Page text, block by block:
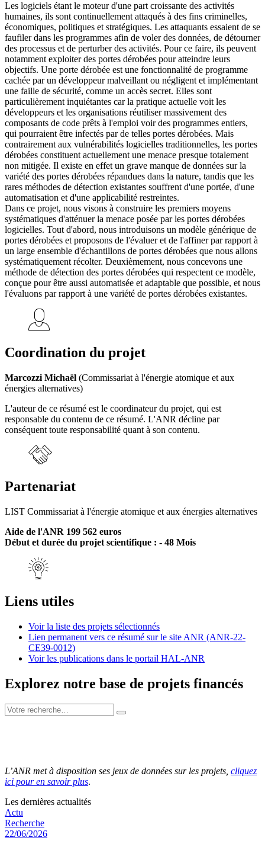
Les logiciels étant le moteur d'une part croissante des activités
humaines, ils sont continuellement attaqués à des fins criminelles,
économiques, politiques et stratégiques. Les attaquants essaient de se
faufiler dans les programmes afin de voler des données, de détourner
des processus et de perturber des activités. Pour ce faire, ils peuvent
notamment exploiter des portes dérobées pour atteindre leurs
objectifs. Une porte dérobée est une fonctionnalité de programme
cachée par un développeur malveillant ou négligent et implémentant
une faille de sécurité, comme un accès secret. Elles sont
particulièrement inquiétantes car la pratique actuelle voit les
développeurs et les organisations réutiliser massivement des
composants de code prêts à l'emploi voir des programmes entiers,
qui pourraient être infectés par de telles portes dérobées. Mais
contrairement aux vulnérabilités logicielles traditionnelles, les portes
dérobées constituent actuellement une menace presque totalement
non mitigée. Il existe en effet un grave manque de données sur la
variété des portes dérobées répandues dans la nature, tandis que les
rares méthodes de détection existantes souffrent d'une portée, d'une
automatisation et d'une applicabilité restreintes.
Dans ce projet, nous visons à construire les premiers moyens
systématiques d'atténuer la menace posée par les portes dérobées
logicielles. Tout d'abord, nous introduisons un modèle générique de
portes dérobées et proposons de l'évaluer et de l'affiner par rapport à
un large ensemble d'échantillons de portes dérobées que nous allons
systématiquement récolter. Deuxièmement, nous concevons une
méthode de détection des portes dérobées qui respectent ce modèle,
conçue pour être aussi automatisée et adaptable que possible, et nous
l'évaluons par rapport à une variété de portes dérobées existantes.
Coordination du projet
Marcozzi Michaël (Commissariat à l'énergie atomique et aux
énergies alternatives)
L'auteur de ce résumé est le coordinateur du projet, qui est
responsable du contenu de ce résumé. L'ANR décline par
conséquent toute responsabilité quant à son contenu.
Partenariat
LIST Commissariat à l'énergie atomique et aux énergies alternatives
Aide de l'ANR 199 562 euros
Début et durée du projet scientifique : - 48 Mois
Liens utiles
Voir la liste des projets sélectionnés
Lien permanent vers ce résumé sur le site ANR (ANR-22-
CE39-0012)
Voir les publications dans le portail HAL-ANR
Explorez notre base de projets financés
L’ANR met à disposition ses jeux de données sur les projets, cliquez
ici pour en savoir plus.
Les dernières actualités
Actu
Recherche
22/06/2026